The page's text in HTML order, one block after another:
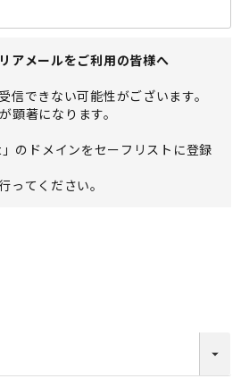
アメールをご利用の皆様へ
信できない可能性がございます。
著になります。
のドメインをセーフリストに登録
ってください。